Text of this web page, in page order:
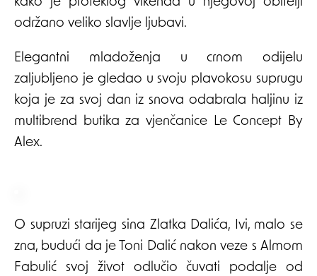
održano veliko slavlje ljubavi.
Elegantni mladoženja u crnom odijelu
zaljubljeno je gledao u svoju plavokosu suprugu
koja je za svoj dan iz snova odabrala haljinu iz
multibrend butika za vjenčanice Le Concept By
Alex.
O supruzi starijeg sina Zlatka Dalića, Ivi, malo se
zna, budući da je Toni Dalić nakon veze s Almom
Fabulić svoj život odlučio čuvati podalje od